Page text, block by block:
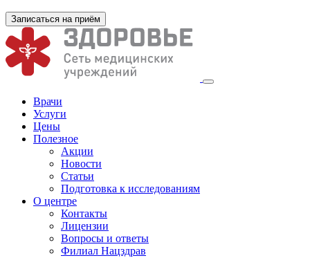
Записаться на приём
Врачи
Услуги
Цены
Полезное
Акции
Новости
Статьи
Подготовка к исследованиям
О центре
Контакты
Лицензии
Вопросы и ответы
Филиал Нацздрав